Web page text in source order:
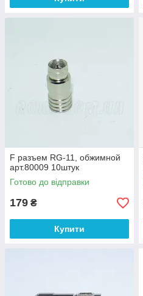
F разъем RG-11, обжимной
арт.80009 10штук
Готово до відправки
179 ₴
Купити